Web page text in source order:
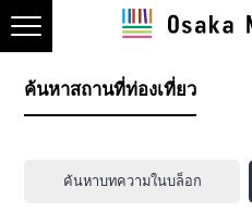
ค้นหาสถานที่ท่องเที่ยว
ค้นหาบทความในบล็อก